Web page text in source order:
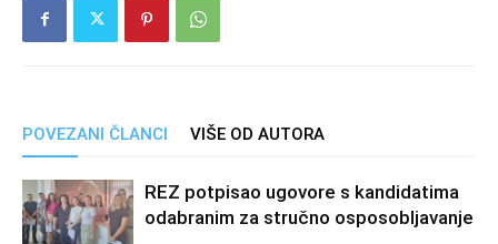
POVEZANI ČLANCI VIŠE OD AUTORA
REZ potpisao ugovore s kandidatima
odabranim za stručno osposobljavanje